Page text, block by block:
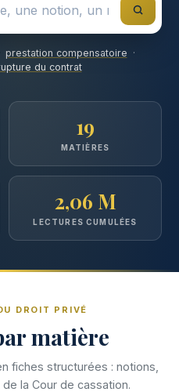
prestation compensatoire ·
du contrat
19
MATIÈRES
2,06 M
LECTURES CUMULÉES
DROIT PRIVÉ
matière
fiches structurées : notions,
la Cour de cassation.